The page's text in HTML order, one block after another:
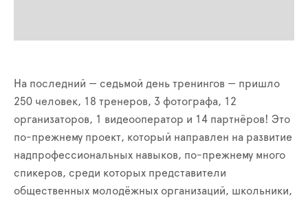
На последний — седьмой день тренингов — пришло
250 человек, 18 тренеров, 3 фотографа, 12
организаторов, 1 видеооператор и 14 партнёров! Это
по-прежнему проект, который направлен на развитие
надпрофессиональных навыков, по-прежнему много
спикеров, среди которых представители
общественных молодёжных организаций, школьники,